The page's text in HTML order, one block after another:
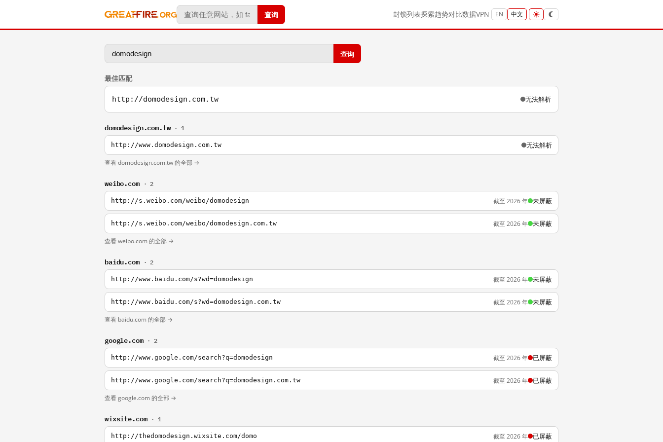
查询 封锁列表探索趋势对比数据VPN EN 中文
查询
最佳匹配
http://domodesign.com.tw 无法解析
domodesign.com.tw · 1
http://www.domodesign.com.tw 无法解析
查看 domodesign.com.tw 的全部 →
weibo.com · 2
http://s.weibo.com/weibo/domodesign 截至 2026 年 未屏蔽
http://s.weibo.com/weibo/domodesign.com.tw 截至 2026 年 未屏蔽
查看 weibo.com 的全部 →
baidu.com · 2
http://www.baidu.com/s?wd=domodesign 截至 2026 年 未屏蔽
http://www.baidu.com/s?wd=domodesign.com.tw 截至 2026 年 未屏蔽
查看 baidu.com 的全部 →
google.com · 2
http://www.google.com/search?q=domodesign 截至 2026 年 已屏蔽
http://www.google.com/search?q=domodesign.com.tw 截至 2026 年 已屏蔽
查看 google.com 的全部 →
wixsite.com · 1
http://thedomodesign.wixsite.com/domo 截至 2026 年 已屏蔽